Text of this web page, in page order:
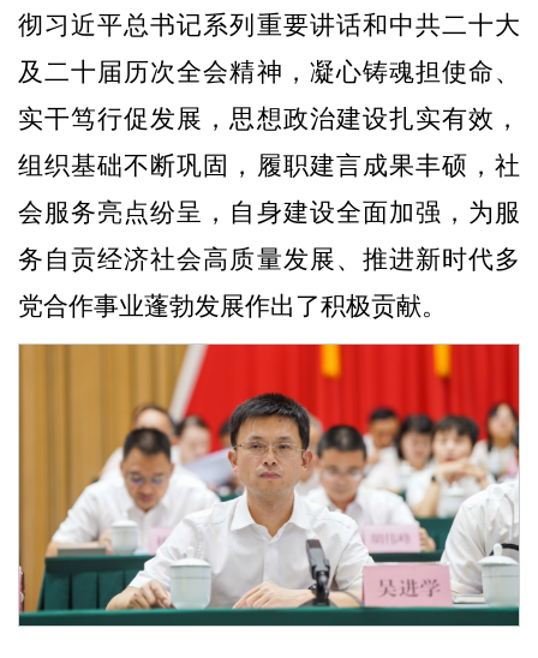
彻习近平总书记系列重要讲话和中共二十大
及二十届历次全会精神，凝心铸魂担使命、
实干笃行促发展，思想政治建设扎实有效，
组织基础不断巩固，履职建言成果丰硕，社
会服务亮点纷呈，自身建设全面加强，为服
务自贡经济社会高质量发展、推进新时代多
党合作事业蓬勃发展作出了积极贡献。